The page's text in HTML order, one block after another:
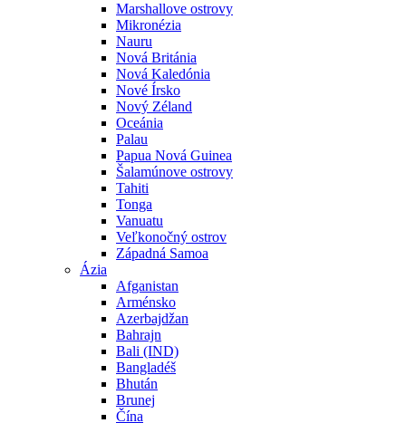
Marshallove ostrovy
Mikronézia
Nauru
Nová Británia
Nová Kaledónia
Nové Írsko
Nový Zéland
Oceánia
Palau
Papua Nová Guinea
Šalamúnove ostrovy
Tahiti
Tonga
Vanuatu
Veľkonočný ostrov
Západná Samoa
Ázia
Afganistan
Arménsko
Azerbajdžan
Bahrajn
Bali (IND)
Bangladéš
Bhután
Brunej
Čína